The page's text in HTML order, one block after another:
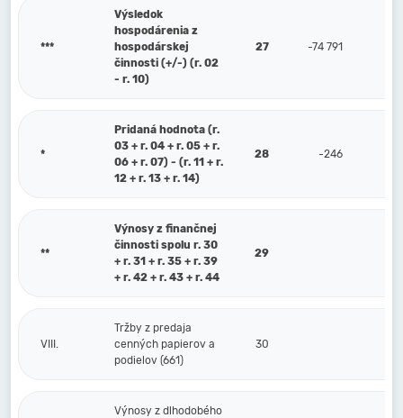
***
Výsledok
hospodárenia z
hospodárskej
činnosti (+/-) (r. 02
- r. 10)
27 -74 791
*
Pridaná hodnota (r.
03 + r. 04 + r. 05 + r.
06 + r. 07) - (r. 11 + r.
12 + r. 13 + r. 14)
28 -246
**
Výnosy z finančnej
činnosti spolu r. 30
+ r. 31 + r. 35 + r. 39
+ r. 42 + r. 43 + r. 44
29
VIII.
Tržby z predaja
cenných papierov a
podielov (661)
30
Výnosy z dlhodobého